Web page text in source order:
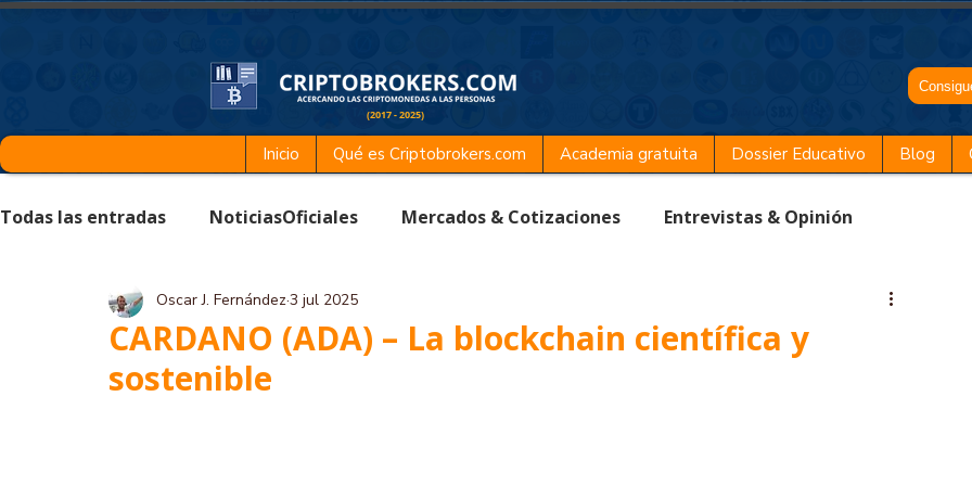
(2017 - 2025)
Inicio Qué es Criptobrokers.com Academia gratuita Dossier Educativo Blog
Todas las entradas NoticiasOficiales Mercados & Cotizaciones Entrevistas & Opinión
Educación & Formación Criptomonedas
DeFi & Finanzas Descentralizadas
CARDANO (ADA) – La blockchain científica y
sostenible
Oscar J. Fernández3 jul 2025